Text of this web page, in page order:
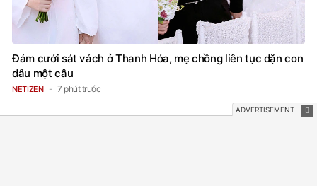
Đám cưới sát vách ở Thanh Hóa, mẹ chồng liên tục dặn con
dâu một câu
NETIZEN 7 phút trước